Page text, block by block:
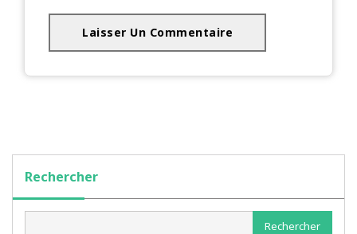
Rechercher
Rechercher